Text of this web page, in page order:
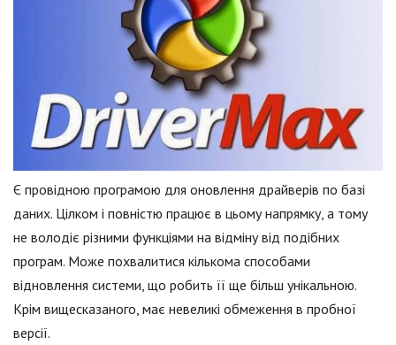
Є провідною програмою для оновлення драйверів по базі
даних. Цілком і повністю працює в цьому напрямку, а тому
не володіє різними функціями на відміну від подібних
програм. Може похвалитися кількома способами
відновлення системи, що робить її ще більш унікальною.
Крім вищесказаного, має невеликі обмеження в пробної
версії.